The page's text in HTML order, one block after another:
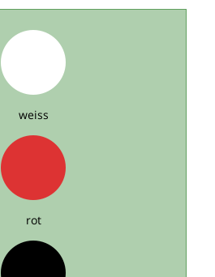
weiss
rot